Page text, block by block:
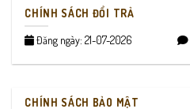
CHÍNH SÁCH ĐỔI TRẢ
Đăng ngày: 21-07-2026
CHÍNH SÁCH BẢO MẬT